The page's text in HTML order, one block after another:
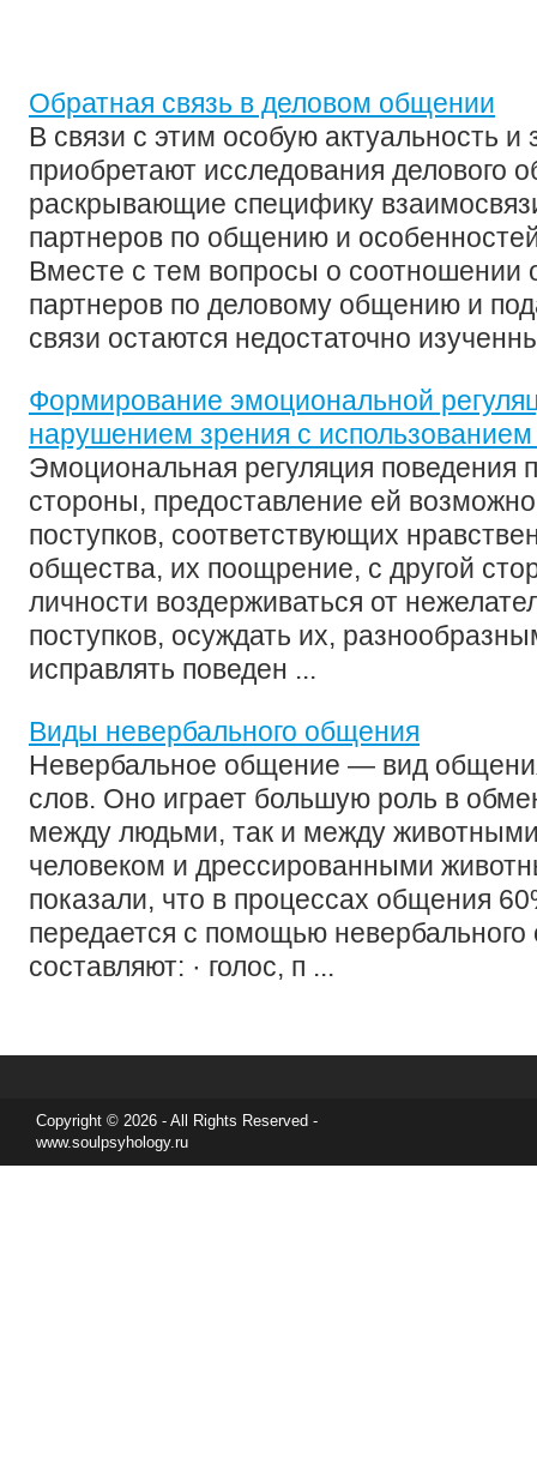
Обратная связь в деловом общении
В связи с этим особую актуальность и
приобретают исследования делового
раскрывающие специфику
партнеров по общению и
Вместе с тем вопросы о соотношении
партнеров по деловому общению и
связи остаются недостаточно
Формирование эмоциональной
нарушением зрения с
Эмоциональная регуляция поведения
стороны, предоставление ей
поступков, соответствующих
общества, их поощрение, с другой
личности воздерживаться от
поступков, осуждать их,
исправлять поведен ...
Виды невербального общения
Невербальное общение — вид
слов. Оно играет большую роль в
между людьми, так и между
человеком и дрессированными
показали, что в процессах общения
передается с помощью
составляют: · голос, п ...
Copyright © 2026 - All Rights Reserved -
www.soulpsyhology.ru